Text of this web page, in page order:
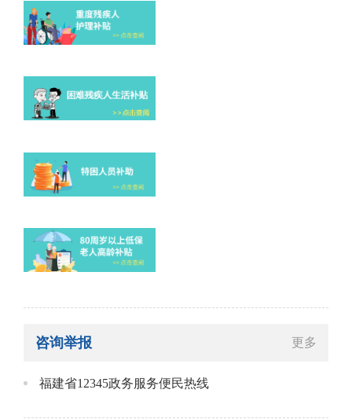
咨询举报 更多
福建省12345政务服务便民热线